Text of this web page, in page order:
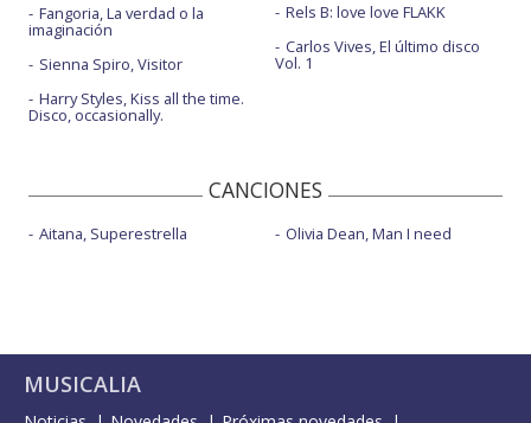
Fangoria, La verdad o la
imaginación
Sienna Spiro, Visitor
Harry Styles, Kiss all the time.
Disco, occasionally.
Rels B: love love FLAKK
Carlos Vives, El último disco
Vol. 1
CANCIONES
Aitana, Superestrella Olivia Dean, Man I need
MUSICALIA